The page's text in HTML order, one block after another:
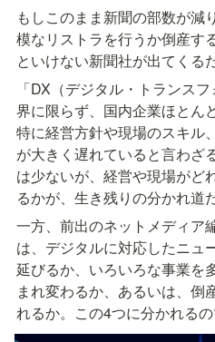
もしこのまま新聞の部数が減
模なリストラを行うか倒産す
といけない新聞社が出てくる
「DX（デジタル・トランス
界に限らず、国内企業ほとん
特に経営方針や現場のスキル
が大きく遅れていると言わざ
は少ないが、経営や現場がど
るかが、生き残りの分かれ道
一方、前出のネットメディア
は、デジタルに対応したニュ
延びるか、いろいろな事業を
まれ変わるか、あるいは、倒
れるか。この4つに分かれる